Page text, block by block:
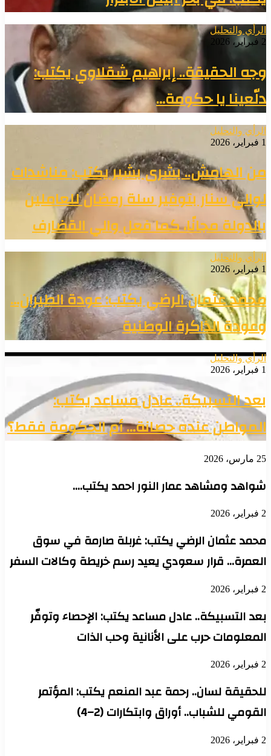
الرأي والتحليل
2 فبراير، 2026
وجه الحقيقة.. إبراهيم شقلاوي يكتب:
دلّعينا يا حكومة…
الرأي والتحليل
1 فبراير، 2026
من الهامش.. بشرى بشير يكتب: مناشدات
لوالي سنار بتوفير سلة رمضان للعاملين
بالدولة مجانًا، كما فعل والي القضارف
الرأي والتحليل
1 فبراير، 2026
محمد عثمان الرضي يكتب: عودة الطيران…
وعودة الذاكرة الوطنية
الرأي والتحليل
1 فبراير، 2026
بعد التسبيكة.. عادل مساعد يكتب:
المواطن عنده حصانة… أم الحكومة فقط؟
25 مارس، 2026
شواهد ومشاهد عمار النور احمد يكتب….
2 فبراير، 2026
محمد عثمان الرضي يكتب: غربلة صارمة في سوق
العمرة… قرار سعودي يعيد رسم خريطة وكالات السفر
2 فبراير، 2026
بعد التسبيكة.. عادل مساعد يكتب: الإحصاء وتوفّر
المعلومات حرب على الأنانية وحب الذات
2 فبراير، 2026
للحقيقة لسان.. رحمة عبد المنعم يكتب: المؤتمر
القومي للشباب.. أوراق وابتكارات (2–4)
2 فبراير، 2026